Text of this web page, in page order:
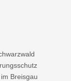
Breisgau